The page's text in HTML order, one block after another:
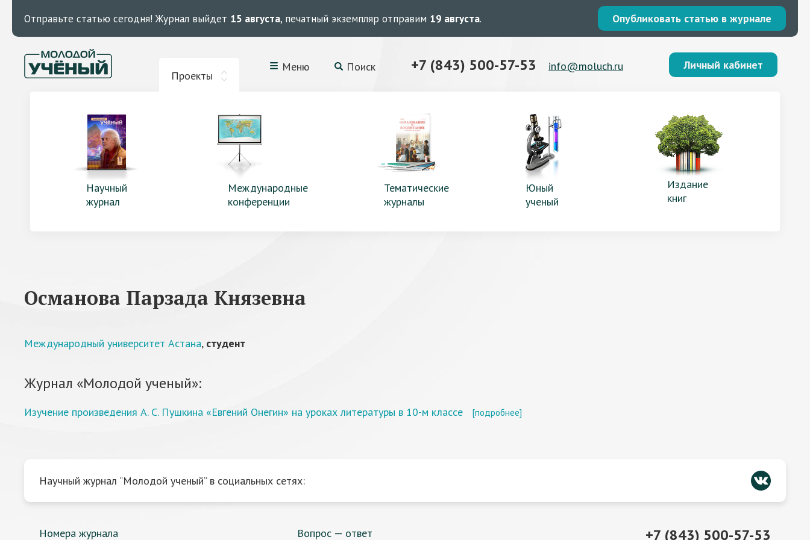
Отправьте статью сегодня! Журнал выйдет 15 августа, печатный экземпляр отправим 19 августа. Опубликовать статью в журнале
Проекты
Меню Поиск +7 (843) 500-57-53 info@moluch.ru Личный кабинет
Научный
журнал
Международные
конференции
Тематические
журналы
Юный
ученый
Издание
книг
Османова Парзада Князевна
Международный университет Астана, студент
Журнал «Молодой ученый»:
Изучение произведения А. С. Пушкина «Евгений Онегин» на уроках литературы в 10-м классе [подробнее]
Научный журнал “Молодой ученый” в социальных сетях:
Номера журнала Вопрос — ответ +7 (843) 500-57-53